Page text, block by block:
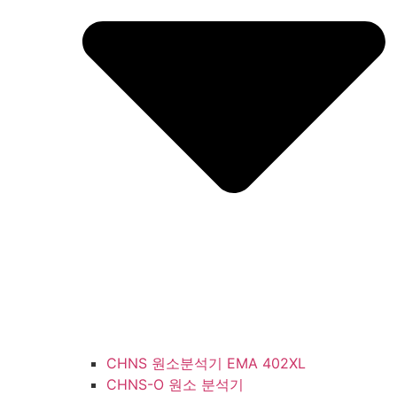
CHNS 원소분석기 EMA 402XL
CHNS-O 원소 분석기